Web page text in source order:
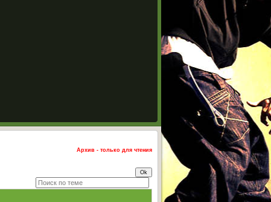
Архив - только для чтения